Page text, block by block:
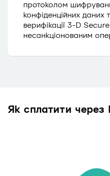
протоколом
конфіденційних даних
верифікації 3-D
несанкціонованим
Як сплатити